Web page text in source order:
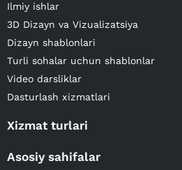
Ilmiy ishlar
3D Dizayn va Vizualizatsiya
Dizayn shablonlari
Turli sohalar uchun shablonlar
Video darsliklar
Dasturlash xizmatlari
Xizmat turlari
Asosiy sahifalar